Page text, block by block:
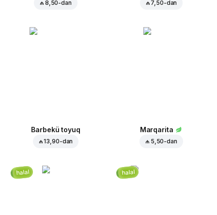
₼ 8,50-dan ₼ 7,50-dan
Barbekü toyuq
₼ 13,90-dan
Marqarita
₼ 5,50-dan
halal halal